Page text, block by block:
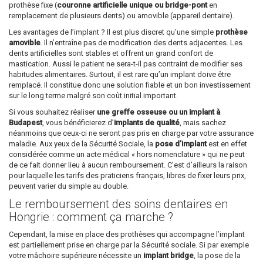
prothèse fixe (couronne artificielle unique ou bridge-ponten
remplacement de plusieurs dents) ou amovible (appareil dentaire).
Les avantages de l’implant ? Il est plus discret qu’une simple prothèse
amovible. Il n’entraîne pas de modification des dents adjacentes. Les
dents artificielles sont stables et offrent un grand confort de
mastication. Aussi le patient ne sera-t-il pas contraint de modifier ses
habitudes alimentaires. Surtout, il est rare qu’un implant doive être
remplacé. Il constitue donc une solution fiable et un bon investissement
sur le long terme malgré son coût initial important.
Si vous souhaitez réaliser une greffe osseuse ou un implant à
Budapest, vous bénéficierez d’implants de qualité, mais sachez
néanmoins que ceux-ci ne seront pas pris en charge par votre assurance
maladie. Aux yeux de la Sécurité Sociale, la pose d’implantest en effet
considérée comme un acte médical « hors nomenclature » qui ne peut
de ce fait donner lieu à aucun remboursement. C’est d’ailleurs la raison
pour laquelle les tarifs des praticiens français, libres de fixer leurs prix,
peuvent varier du simple au double.
Le remboursement des soins dentaires en
Hongrie : comment ça marche ?
Cependant, la mise en place des prothèses qui accompagne l’implant
est partiellement prise en charge par la Sécurité sociale. Si par exemple
votre mâchoire supérieure nécessite un implant bridge, la pose de la